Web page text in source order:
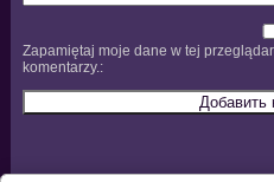
Zapamiętaj moje dane w tej
komentarzy.